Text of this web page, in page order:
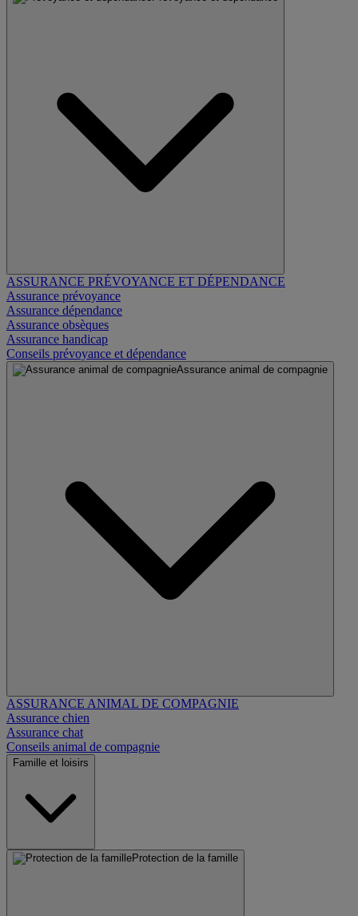
ASSURANCE PRÉVOYANCE ET DÉPENDANCE
Assurance prévoyance
Assurance dépendance
Assurance obsèques
Assurance handicap
Conseils prévoyance et dépendance
Assurance animal de compagnie
ASSURANCE ANIMAL DE COMPAGNIE
Assurance chien
Assurance chat
Conseils animal de compagnie
Famille et loisirs
Protection de la famille